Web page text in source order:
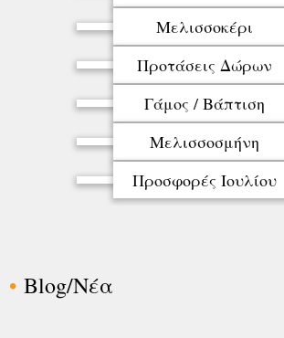
Μελισσοκέρι
Προτάσεις Δώρων
Γάμος / Βάπτιση
Μελισσοσμήνη
Προσφορές Ιουλίου
Blog/Νέα